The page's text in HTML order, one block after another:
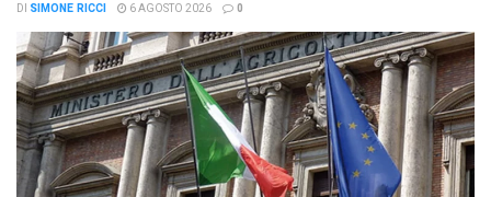
DI SIMONE RICCI 6 AGOSTO 2026 0